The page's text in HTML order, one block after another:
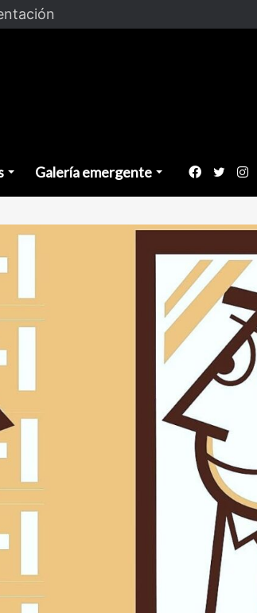
Galería emergente Facebook